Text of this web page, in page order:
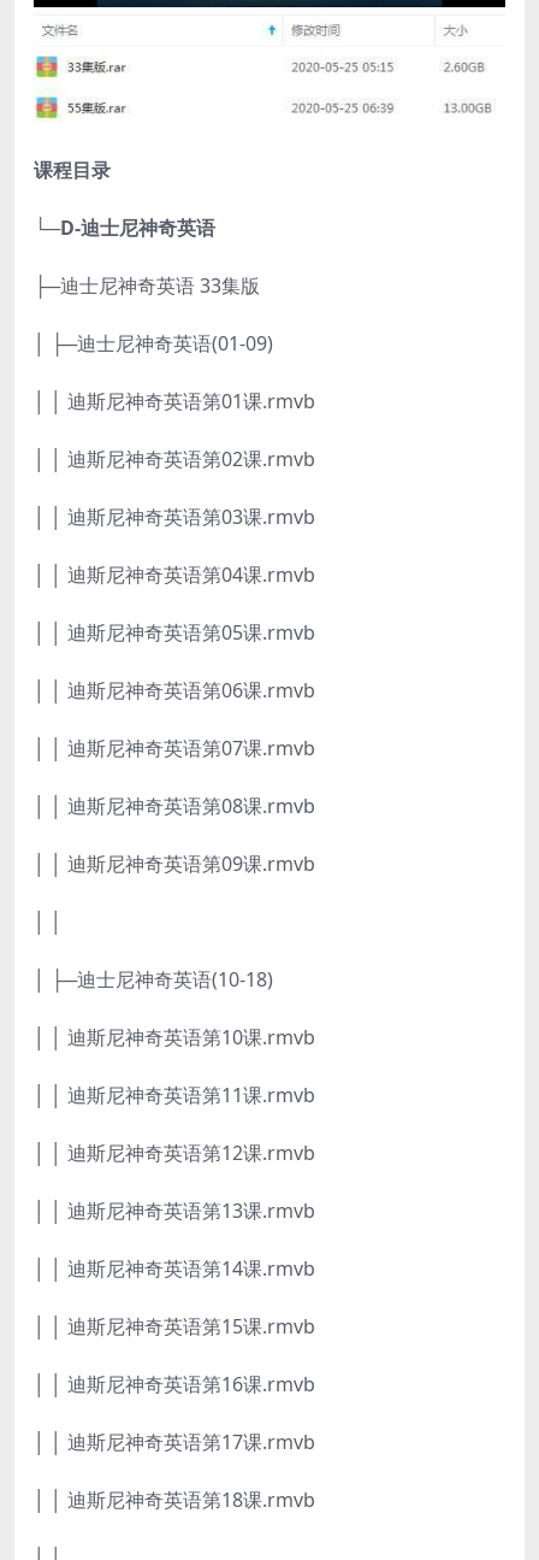
课程目录
└─D-迪士尼神奇英语
├─迪士尼神奇英语 33集版
│ ├─迪士尼神奇英语(01-09)
│ │ 迪斯尼神奇英语第01课.rmvb
│ │ 迪斯尼神奇英语第02课.rmvb
│ │ 迪斯尼神奇英语第03课.rmvb
│ │ 迪斯尼神奇英语第04课.rmvb
│ │ 迪斯尼神奇英语第05课.rmvb
│ │ 迪斯尼神奇英语第06课.rmvb
│ │ 迪斯尼神奇英语第07课.rmvb
│ │ 迪斯尼神奇英语第08课.rmvb
│ │ 迪斯尼神奇英语第09课.rmvb
│ ├─迪士尼神奇英语(10-18)
│ │ 迪斯尼神奇英语第10课.rmvb
│ │ 迪斯尼神奇英语第11课.rmvb
│ │ 迪斯尼神奇英语第12课.rmvb
│ │ 迪斯尼神奇英语第13课.rmvb
│ │ 迪斯尼神奇英语第14课.rmvb
│ │ 迪斯尼神奇英语第15课.rmvb
│ │ 迪斯尼神奇英语第16课.rmvb
│ │ 迪斯尼神奇英语第17课.rmvb
│ │ 迪斯尼神奇英语第18课.rmvb